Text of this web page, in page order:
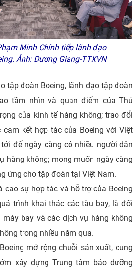
Minh Chính tiếp lãnh đạo
Ảnh: Dương Giang-TTXVN
tập đoàn Boeing, lãnh đạo tập đoàn
tầm nhìn và quan điểm của Thủ
của kinh tế hàng không; trao đổi
cam kết hợp tác của Boeing với Việt
để ngày càng có nhiều người dân
hàng không; mong muốn ngày càng
ứng cho tập đoàn tại Việt Nam.
cao sự hợp tác và hỗ trợ của Boeing
trình khai thác các tàu bay, là đối
bay và các dịch vụ hàng không
trong nhiều năm qua.
mở rộng chuỗi sản xuất, cung
xây dựng Trung tâm bảo dưỡng